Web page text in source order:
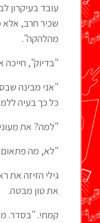
עובד בעיקרון
שכיר חרב, אלא
מהלהקה".
"בדיוק", חייכה
"אני מבינה
כל כך בעיה
"למה? את
"לא, מה
גילי הזיזה את
את טון מבטה.
קמתי. "בסדר.